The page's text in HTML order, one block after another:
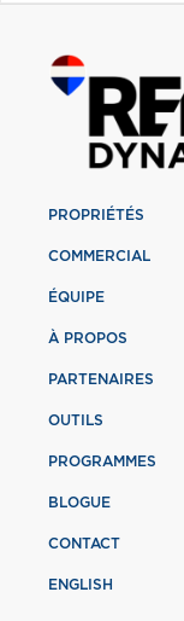
PROPRIÉTÉS
COMMERCIAL
ÉQUIPE
À PROPOS
PARTENAIRES
OUTILS
PROGRAMMES
BLOGUE
CONTACT
ENGLISH